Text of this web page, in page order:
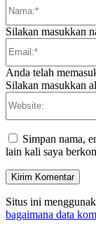
Silakan masukkan
Anda telah
Silakan masukkan
Simpan nama,
lain kali saya
Situs ini
bagaimana data